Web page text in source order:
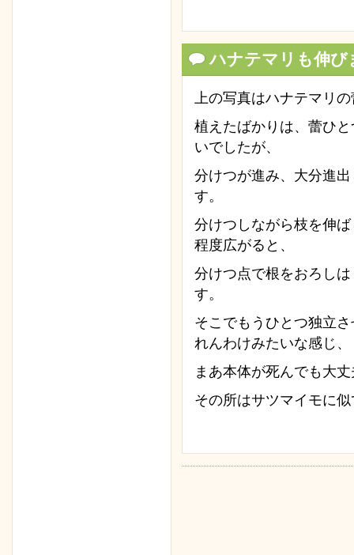
ハナテマリも伸び
上の写真はハナテマリ
植えたばかりは、蕾ひ
いでしたが、
分けつが進み、大分進
す。
分けつしながら枝を伸
程度広がると、
分けつ点で根をおろし
す。
そこでもうひとつ独立
れんわけみたいな感じ、
まあ本体が死んでも大
その所はサツマイモに